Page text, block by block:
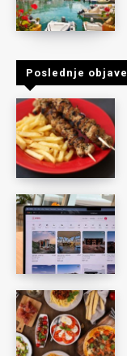
Poslednje objave